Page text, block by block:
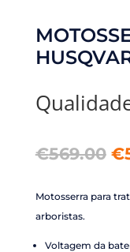
€569.00 O
€
Motosserra para
arboristas.
Voltagem da